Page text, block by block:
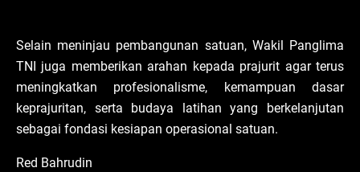
Selain meninjau pembangunan satuan, Wakil Panglima
TNI juga memberikan arahan kepada prajurit agar terus
meningkatkan profesionalisme, kemampuan dasar
keprajuritan, serta budaya latihan yang berkelanjutan
sebagai fondasi kesiapan operasional satuan.
Red Bahrudin